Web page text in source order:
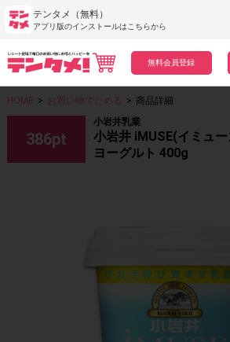
テンタメ（無料）
アプリ版のインストールはこちらから
無料会員登録
HOME > お買い物でためる > 商品詳細
386pt
小岩井乳業
小岩井 iMUSE(イミュ
ヨーグルト 400g